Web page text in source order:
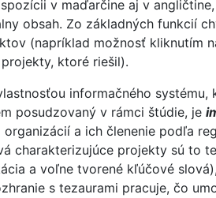
v maďarčine aj v
obsah. Zo základných funkcií
(napríklad možnosť kliknutím
ktoré riešil).
informačného systému,
posudzovaný v rámci štúdie, je
a ich členenie podľa
charakterizujúce projekty sú to
a voľne tvorené kľúčové
s tezaurami pracuje, čo